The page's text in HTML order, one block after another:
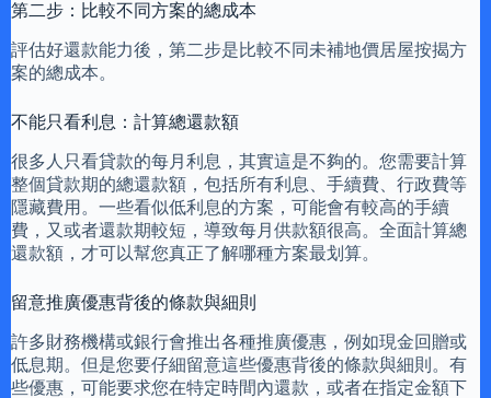
第二步：比較不同方案的總成本
評估好還款能力後，第二步是比較不同未補地價居屋按揭方
案的總成本。
不能只看利息：計算總還款額
很多人只看貸款的每月利息，其實這是不夠的。您需要計算
整個貸款期的總還款額，包括所有利息、手續費、行政費等
隱藏費用。一些看似低利息的方案，可能會有較高的手續
費，又或者還款期較短，導致每月供款額很高。全面計算總
還款額，才可以幫您真正了解哪種方案最划算。
留意推廣優惠背後的條款與細則
許多財務機構或銀行會推出各種推廣優惠，例如現金回贈或
低息期。但是您要仔細留意這些優惠背後的條款與細則。有
些優惠，可能要求您在特定時間內還款，或者在指定金額下